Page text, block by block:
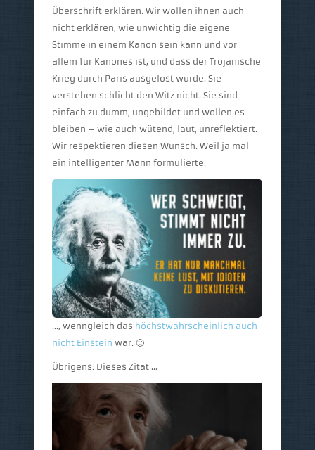
Überschrift erklären. Wir wollen ihnen auch
nicht erklären, wie unwichtig die eigene
Stimme in einem Kanon sein kann und vor
allem für Kanones ist, und dass der Trojanische
Krieg durch Paris ausgelöst wurde. Sie
verstehen schlicht den Witz nicht. Sie sind
einfach zu dumm, ungebildet und wollen es
bleiben – wie auch wütend, laut, unreflektiert.
Wir respektieren diesen Wunsch. Weil ja mal
ein intelligenter Mann formulierte:
…, wenngleich das höchstwahrscheinlich auch
nicht Einstein war. 🙂
Übrigens: Dieses Zitat …